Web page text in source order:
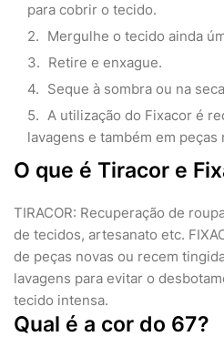
para cobrir o tecido.
Mergulhe o tecido ainda
Retire e enxague.
Seque à sombra ou na
A utilização do Fixacor é
lavagens e também em peças
O que é Tiracor e
TIRACOR: Recuperação de
de tecidos, artesanato etc.
de peças novas ou recem
lavagens para evitar o
tecido intensa.
Qual é a cor do 67?